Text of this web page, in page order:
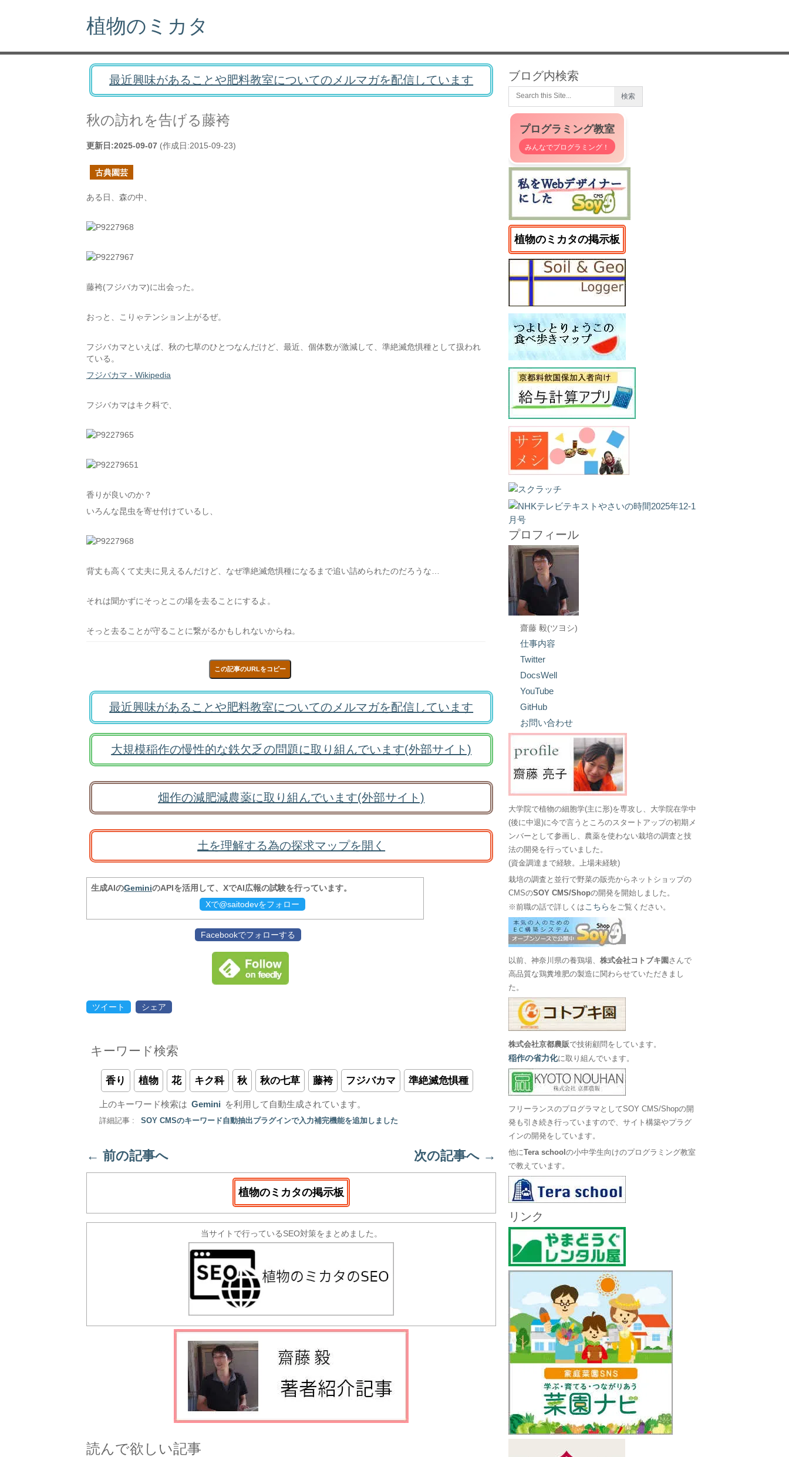
植物のミカタ
最近興味があることや肥料教室についてのメルマガを配信しています
秋の訪れを告げる藤袴
更新日:2025-09-07 (作成日:2015-09-23)
古典園芸
ある日、森の中、
藤袴(フジバカマ)に出会った。
おっと、こりゃテンション上がるぜ。
フジバカマといえば、秋の七草のひとつなんだけど、最近、個体数が激減して、準絶滅危惧種として扱われ
ている。
フジバカマ - Wikipedia
フジバカマはキク科で、
香りが良いのか？
いろんな昆虫を寄せ付けているし、
背丈も高くて丈夫に見えるんだけど、なぜ準絶滅危惧種になるまで追い詰められたのだろうな…
それは聞かずにそっとこの場を去ることにするよ。
そっと去ることが守ることに繋がるかもしれないからね。
この記事のURLをコピー
最近興味があることや肥料教室についてのメルマガを配信しています
大規模稲作の慢性的な鉄欠乏の問題に取り組んでいます(外部サイト)
畑作の減肥減農薬に取り組んでいます(外部サイト)
土を理解する為の探求マップを開く
生成AIのGeminiのAPIを活用して、XでAI広報の試験を行っています。
Xで@saitodevをフォロー
Facebookでフォローする
ツイート シェア
キーワード検索
香り 植物 花 キク科 秋 秋の七草 藤袴 フジバカマ 準絶滅危惧種
上のキーワード検索は Gemini を利用して自動生成されています。
詳細記事 : SOY CMSのキーワード自動抽出プラグインで入力補完機能を追加しました
← 前の記事へ 次の記事へ →
植物のミカタの掲示板
当サイトで行っているSEO対策をまとめました。
読んで欲しい記事
ブログ内検索
プログラミング教室
みんなでプログラミング！
植物のミカタの掲示板
プロフィール
齋藤 毅(ツヨシ)
仕事内容
Twitter
DocsWell
YouTube
GitHub
お問い合わせ
大学院で植物の細胞学(主に形)を専攻し、大学院在学中
(後に中退)に今で言うところのスタートアップの初期メ
ンバーとして参画し、農薬を使わない栽培の調査と技
法の開発を行っていました。
(資金調達まで経験。上場未経験)
栽培の調査と並行で野菜の販売からネットショップの
CMSのSOY CMS/Shopの開発を開始しました。
※前職の話で詳しくは こちら をご覧ください。
以前、神奈川県の養鶏場、株式会社コトブキ園 さんで
高品質な鶏糞堆肥の製造に関わらせていただきまし
た。
株式会社京都農販で技術顧問をしています。
稲作の省力化に取り組んでいます。
フリーランスのプログラマとしてSOY CMS/Shopの開
発も引き続き行っていますので、サイト構築やプラグ
インの開発をしています。
他にTera schoolの小中学生向けのプログラミング教室
で教えています。
リンク